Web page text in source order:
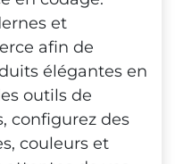
et
afin de
élégantes en
outils de
configurez des
couleurs et